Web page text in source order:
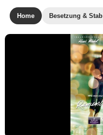
Home Besetzung & Stab